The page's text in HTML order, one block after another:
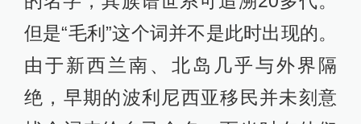
兰原总督杰瑞·马特帕拉伊爵士）
这些毛利人花了几乎不到100年时间就
发现了各种有价值的石材资源；又花